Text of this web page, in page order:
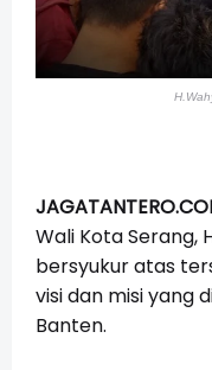
Wali Kota Serang,
bersyukur atas
visi dan misi yang
Banten.